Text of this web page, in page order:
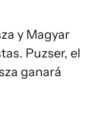
y Magyar
Puzser, el
ganará